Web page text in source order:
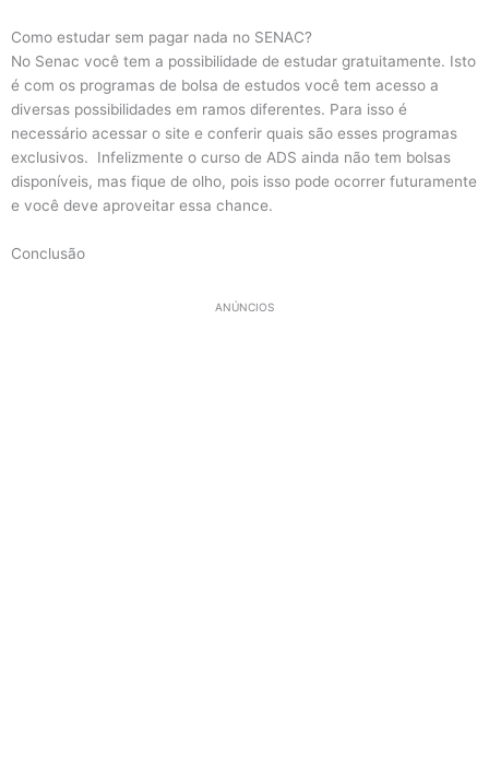
Como estudar sem pagar nada no SENAC?
No Senac você tem a possibilidade de estudar gratuitamente. Isto
é com os programas de bolsa de estudos você tem acesso a
diversas possibilidades em ramos diferentes. Para isso é
necessário acessar o site e conferir quais são esses programas
exclusivos. Infelizmente o curso de ADS ainda não tem bolsas
disponíveis, mas fique de olho, pois isso pode ocorrer futuramente
e você deve aproveitar essa chance.
Conclusão
ANÚNCIOS